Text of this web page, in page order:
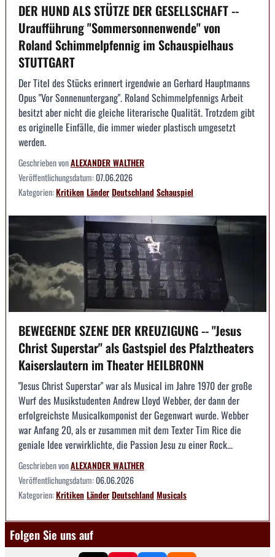
DER HUND ALS STÜTZE DER GESELLSCHAFT --
Uraufführung "Sommersonnenwende" von
Roland Schimmelpfennig im Schauspielhaus
STUTTGART
Der Titel des Stücks erinnert irgendwie an Gerhard Hauptmanns
Opus "Vor Sonnenuntergang". Roland Schimmelpfennigs Arbeit
besitzt aber nicht die gleiche literarische Qualität. Trotzdem gibt
es originelle Einfälle, die immer wieder plastisch umgesetzt
werden.
Geschrieben vonALEXANDER WALTHER
Veröffentlichungsdatum:07.06.2026
Kategorien:KritikenLänderDeutschlandSchauspiel
BEWEGENDE SZENE DER KREUZIGUNG -- "Jesus
Christ Superstar" als Gastspiel des Pfalztheaters
Kaiserslautern im Theater HEILBRONN
"Jesus Christ Superstar" war als Musical im Jahre 1970 der große
Wurf des Musikstudenten Andrew Lloyd Webber, der dann der
erfolgreichste Musicalkomponist der Gegenwart wurde. Webber
war Anfang 20, als er zusammen mit dem Texter Tim Rice die
geniale Idee verwirklichte, die Passion Jesu zu einer Rock...
Geschrieben vonALEXANDER WALTHER
Veröffentlichungsdatum:06.06.2026
Kategorien:KritikenLänderDeutschlandMusicals
Folgen Sie uns auf